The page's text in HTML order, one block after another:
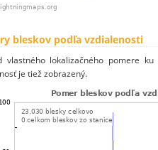
bleskov podľa vzdialenosti
vlastného lokalizačného pomere
je tiež zobrazený.